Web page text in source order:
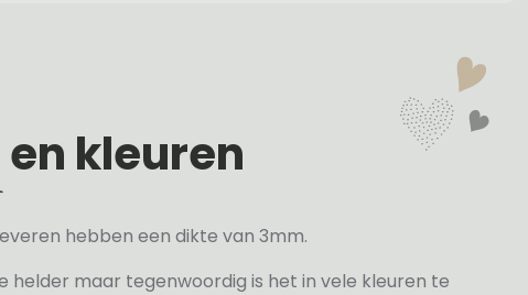
kleuren
hebben een dikte van 3mm.
helder maar tegenwoordig is het in vele kleuren te